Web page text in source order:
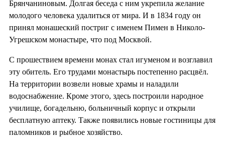
Брянчаниновым. Долгая беседа с ним укрепила желание
молодого человека удалиться от мира. И в 1834 году он
принял монашеский постриг с именем Пимен в Николо-
Угрешском монастыре, что под Москвой.
С прошествием времени монах стал игуменом и возглавил
эту обитель. Его трудами монастырь постепенно расцвёл.
На территории возвели новые храмы и наладили
водоснабжение. Кроме этого, здесь построили народное
училище, богадельню, больничный корпус и открыли
бесплатную аптеку. Также появились новые гостиницы для
паломников и рыбное хозяйство.